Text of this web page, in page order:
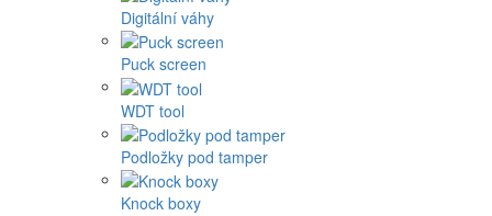
Digitální váhy
Puck screen
WDT tool
Podložky pod tamper
Knock boxy